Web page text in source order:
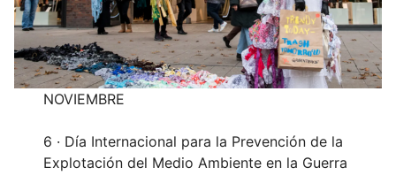
NOVIEMBRE
6 · Día Internacional para la Prevención de la
Explotación del Medio Ambiente en la Guerra